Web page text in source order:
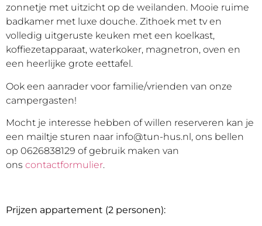
zonnetje met uitzicht op de weilanden. Mooie ruime
badkamer met luxe douche. Zithoek met tv en
volledig uitgeruste keuken met een koelkast,
koffiezetapparaat, waterkoker, magnetron, oven en
een heerlijke grote eettafel.
Ook een aanrader voor familie/vrienden van onze
campergasten!
Mocht je interesse hebben of willen reserveren kan je
een mailtje sturen naar info@tun-hus.nl, ons bellen
op 0626838129 of gebruik maken van
ons contactformulier.
Prijzen appartement (2 personen):